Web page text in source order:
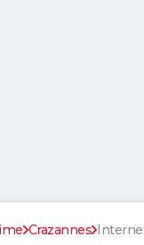
Crazannes